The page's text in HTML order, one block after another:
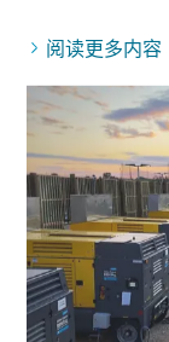
阅读更多内容